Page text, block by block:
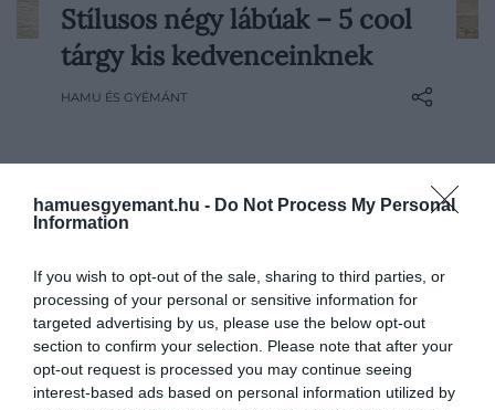
hamuesgyemant.hu - Do Not Process My Personal
Information
If you wish to opt-out of the sale, sharing to third parties, or
processing of your personal or sensitive information for
targeted advertising by us, please use the below opt-out
section to confirm your selection. Please note that after your
opt-out request is processed you may continue seeing
interest-based ads based on personal information utilized by
Kis kedvenceink igazi családtagoknak
számítanak – így természetes, hogy a
körülöttük lévő tárgyakra is ugyanazzal az
kiegészítőket gyűjtöttünk össze, amelyek
Stílusos négy lábúak – 5 cool
tárgy kis kedvenceinknek
HAMU ÉS GYÉMÁNT